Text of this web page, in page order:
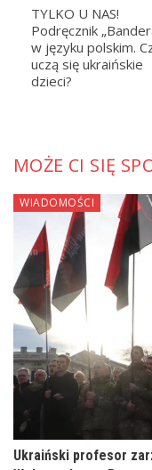
TYLKO U NAS!
Podręcznik
w języku polskim.
uczą się ukraińskie
dzieci?
MOŻE CI SIĘ
WIADOMOŚCI
Ukraiński profesor